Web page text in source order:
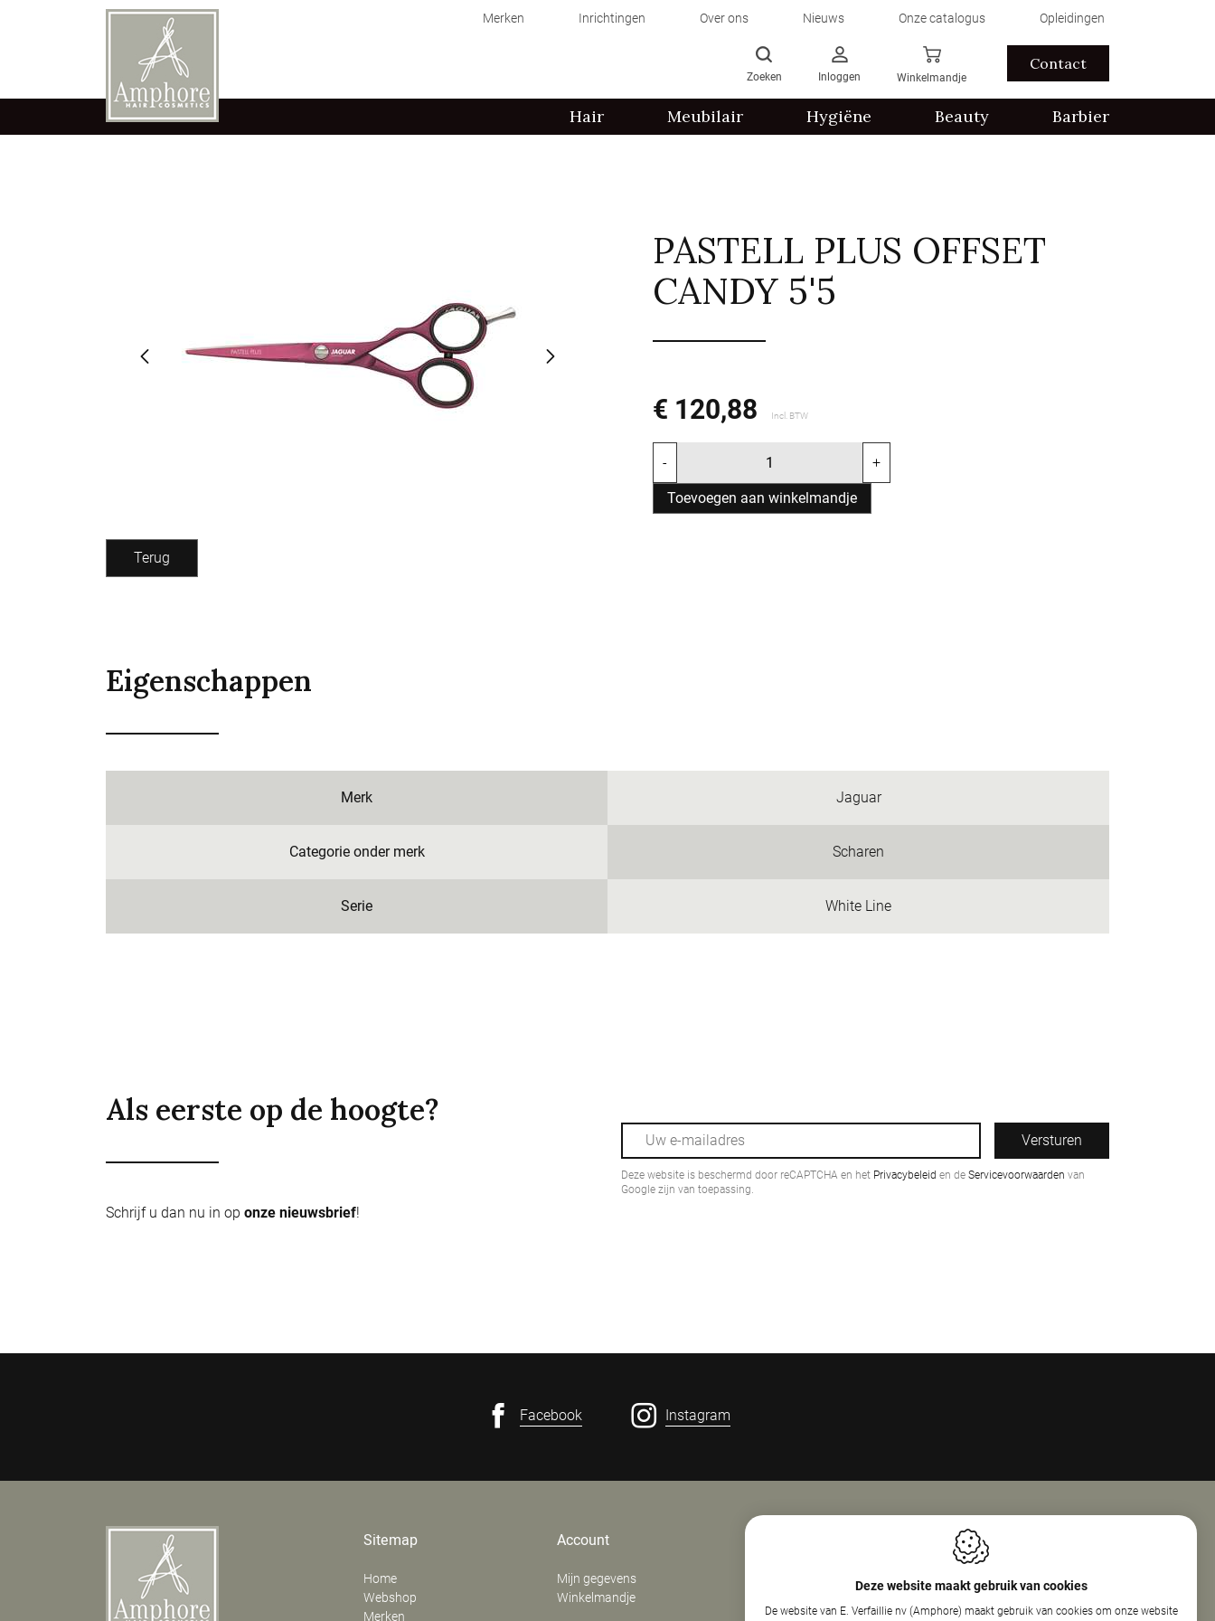
Merken Inrichtingen Over ons Nieuws Onze catalogus Opleidingen
Zoeken Inloggen Winkelmandje
Contact
Hair Meubilair Hygiëne Beauty Barbier
PASTELL PLUS OFFSET
CANDY 5'5
€ 120,88 Incl. BTW
- +
Toevoegen aan winkelmandje
Terug
Eigenschappen
Merk Jaguar
Categorie onder merk Scharen
Serie White Line
Als eerste op de hoogte?
Schrijf u dan nu in op onze nieuwsbrief!
Versturen
Deze website is beschermd door reCAPTCHA en het Privacybeleid en de Servicevoorwaarden van
Google zijn van toepassing.
Facebook Instagram
Sitemap
Home
Webshop
Merken
Account
Mijn gegevens
Winkelmandje
E. Verfaillie Nv (Amphore)
8800 Roeselare
Openingsuren
Maandag
08:00 - 18:00
Dinsdag
13:30 - 17:30
Deze website maakt gebruik van cookies
De website van E. Verfaillie nv (Amphore) maakt gebruik van cookies om onze website